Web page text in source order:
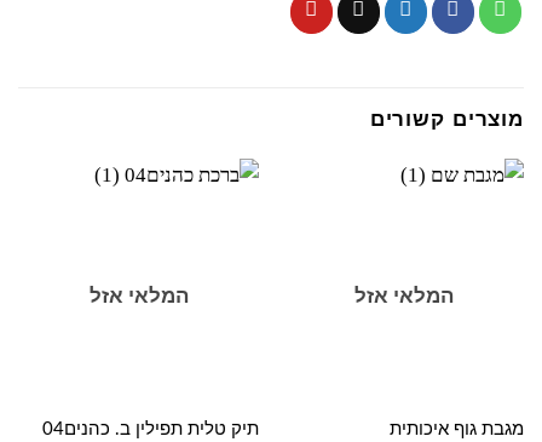
מוצרים קשורים
המלאי אזל
מגבת גוף איכותית
המלאי אזל
תיק טלית תפילין ב. כהנים04